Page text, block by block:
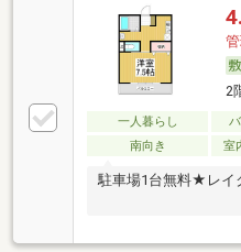
2
一人暮らし
南向き
室
駐車場1台無料★レイ